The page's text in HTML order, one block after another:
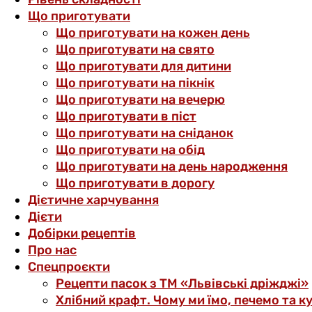
Що приготувати
Що приготувати на кожен день
Що приготувати на свято
Що приготувати для дитини
Що приготувати на пікнік
Що приготувати на вечерю
Що приготувати в піст
Що приготувати на сніданок
Що приготувати на обід
Що приготувати на день народження
Що приготувати в дорогу
Дієтичне харчування
Дієти
Добірки рецептів
Про нас
Спецпроєкти
Рецепти пасок з ТМ «Львівські дріжджі»
Хлібний крафт. Чому ми їмо, печемо та